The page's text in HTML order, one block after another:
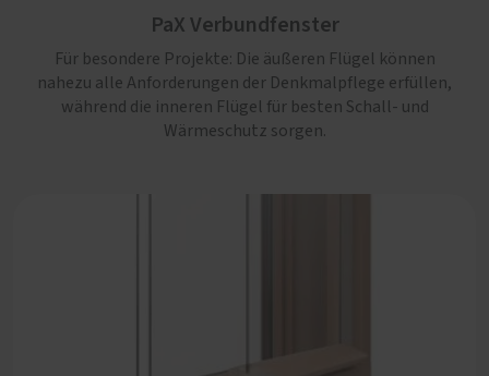
PaX Verbundfenster
Für besondere Projekte: Die äußeren Flügel können
nahezu alle Anforderungen der Denkmalpflege erfüllen,
während die inneren Flügel für besten Schall- und
Wärmeschutz sorgen.